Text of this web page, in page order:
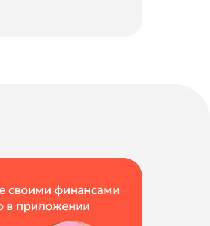
своими финансами
в приложении